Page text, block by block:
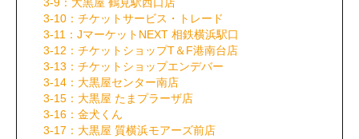
3-10：チケットサービス・トレード
3-11：JマーケットNEXT 相鉄横浜駅口
3-12：チケットショップT＆F港南台店
3-13：チケットショップエンデバー
3-14：大黒屋センター南店
3-15：大黒屋 たまプラーザ店
3-16：金犬くん
3-17：大黒屋 質横浜モアーズ前店